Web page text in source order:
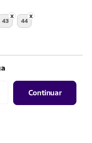
43 44
Continuar